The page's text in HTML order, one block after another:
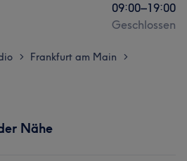
09:00–19:00
Geschlossen
> Frankfurt am Main >
Nähe